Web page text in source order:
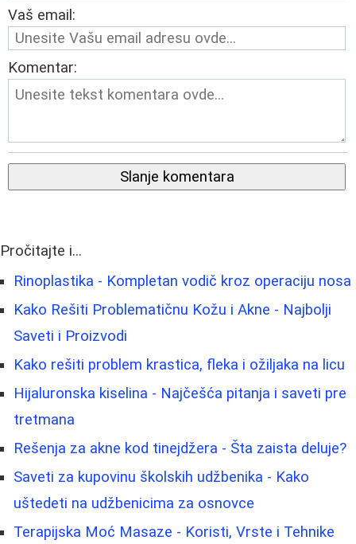
Vaš email:
Komentar:
Slanje komentara
Pročitajte i...
Rinoplastika - Kompletan vodič kroz operaciju nosa
Kako Rešiti Problematičnu Kožu i Akne - Najbolji
Saveti i Proizvodi
Kako rešiti problem krastica, fleka i ožiljaka na licu
Hijaluronska kiselina - Najčešća pitanja i saveti pre
tretmana
Rešenja za akne kod tinejdžera - Šta zaista deluje?
Saveti za kupovinu školskih udžbenika - Kako
uštedeti na udžbenicima za osnovce
Terapijska Moć Masaze - Koristi, Vrste i Tehnike